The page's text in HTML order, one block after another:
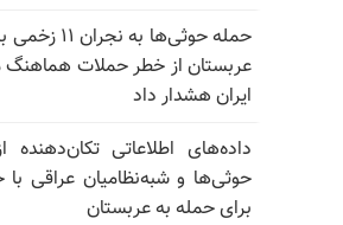
حمله حوثی‌ها
عربستان از خطر حملات هماهنگ
ایران هشدار داد
داده‌های اطلاعاتی تکان‌دهنده
حوثی‌ها و شبه‌نظامیان عراقی
برای حمله به عربستان